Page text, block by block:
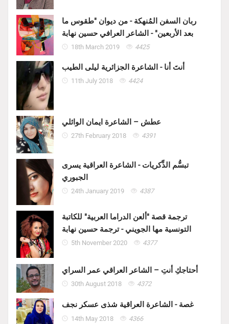
ربان السفن المُنهكة - من ديوان "طقوس ما
بعد الأربعين" - الشاعر العرافي حسين نهابة
18th March 2019 4425
أنتَ أنا - الشاعرة الجزائرية ليلى الطيب
11th July 2018 4424
عطش – الشاعرة ايمان الوائلي
27th February 2018 4391
تبسُّم الذِّكريات - الشاعرة العراقية يسرى
الجبوري
24th January 2019 4387
ترجمة قصة "ألعن الدراما العربية" للكاتبة
التونسية مها الجويني - ترجمة حسين نهابة
5th November 2020 4377
أحتاجكِ أنتِ – الشاعر العراقي عمر السراي
30th August 2018 4372
غصة - الشاعرة العراقية شذى عسكر نجف
14th May 2018 4366